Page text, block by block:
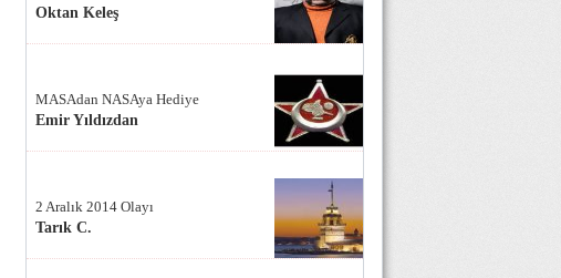
Oktan Keleş
MASAdan NASAya Hediye
Emir Yıldızdan
2 Aralık 2014 Olayı
Tarık C.